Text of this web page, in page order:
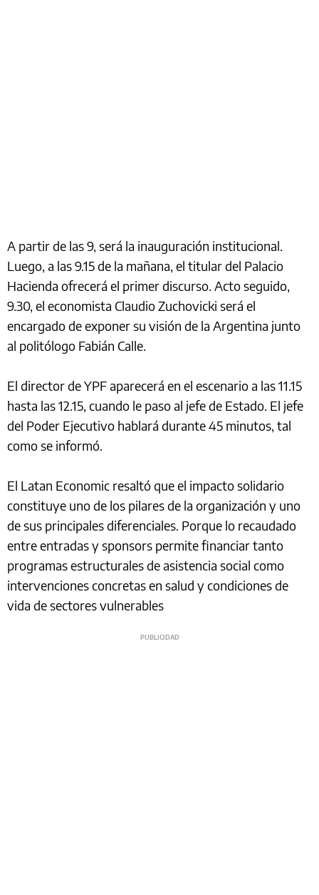
A partir de las 9, será la inauguración institucional.
Luego, a las 9.15 de la mañana, el titular del Palacio
Hacienda ofrecerá el primer discurso. Acto seguido,
9.30, el economista Claudio Zuchovicki será el
encargado de exponer su visión de la Argentina junto
al politólogo Fabián Calle.
El director de YPF aparecerá en el escenario a las 11.15
hasta las 12.15, cuando le paso al jefe de Estado. El jefe
del Poder Ejecutivo hablará durante 45 minutos, tal
como se informó.
El Latan Economic resaltó que el impacto solidario
constituye uno de los pilares de la organización y uno
de sus principales diferenciales. Porque lo recaudado
entre entradas y sponsors permite financiar tanto
programas estructurales de asistencia social como
intervenciones concretas en salud y condiciones de
vida de sectores vulnerables